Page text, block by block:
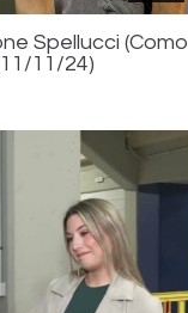
Spellucci (Como
11/24)